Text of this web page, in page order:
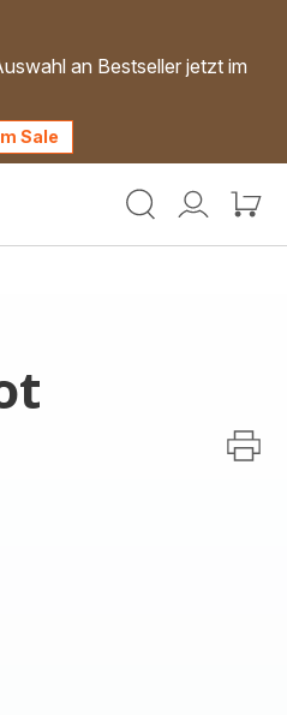
an Bestseller jetzt im
Sale
Mein
Mein